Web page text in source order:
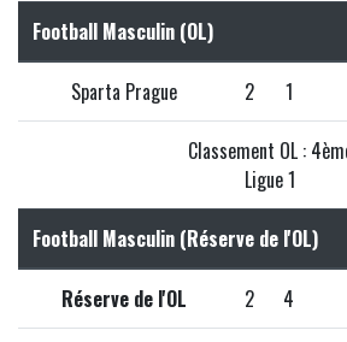
Football Masculin (OL)
Sparta Prague 2 1
Classement OL :
Ligue 1
Football Masculin (Réserve de l'OL)
Réserve de l'OL 2 4